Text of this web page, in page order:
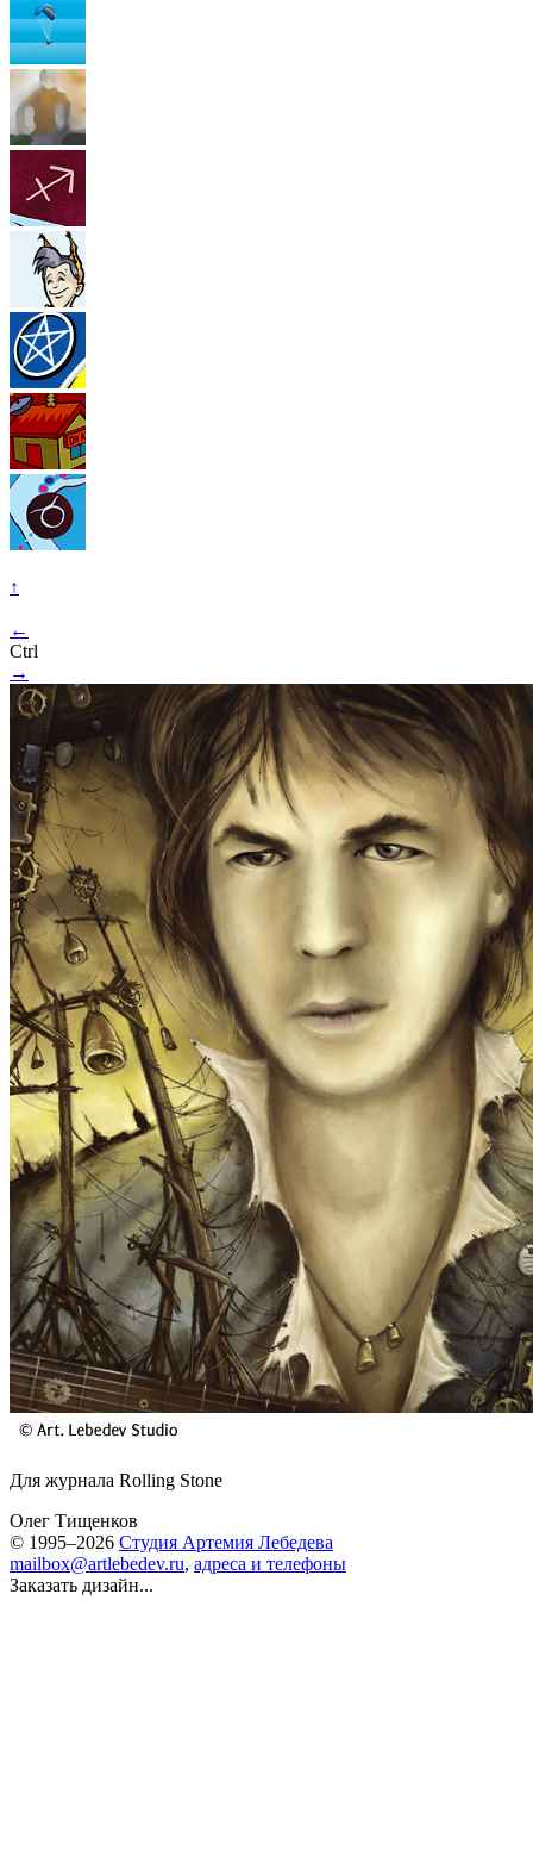
↑
←
Ctrl
→
Для журнала Rolling Stone
Олег Тищенков
© 1995–2026 Студия Артемия Лебедева
mailbox@artlebedev.ru, адреса и телефоны
Заказать дизайн...